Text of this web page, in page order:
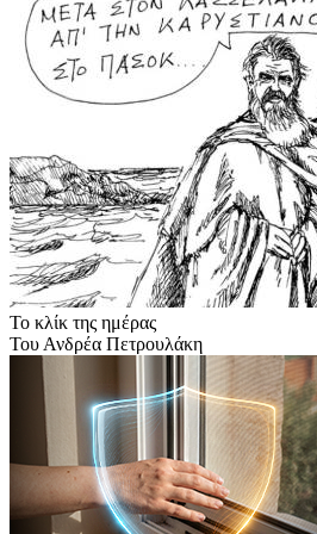
Το κλίκ της ημέρας
Του Ανδρέα Πετρουλάκη